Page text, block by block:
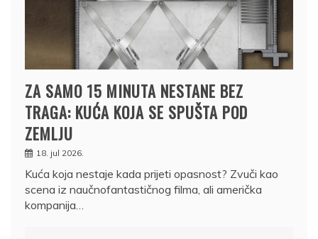
ZA SAMO 15 MINUTA NESTANE BEZ
TRAGA: KUĆA KOJA SE SPUŠTA POD
ZEMLJU
18. jul 2026.
Kuća koja nestaje kada prijeti opasnost? Zvuči kao
scena iz naučnofantastičnog filma, ali američka
kompanija…